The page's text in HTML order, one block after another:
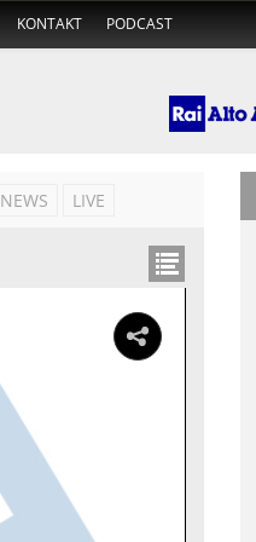
KONTAKT PODCAST
NEWS LIVE